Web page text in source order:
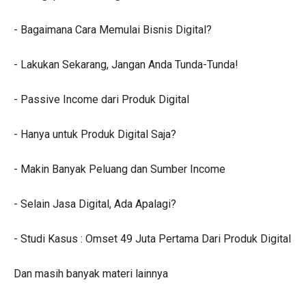
- Bagaimana Cara Memulai Bisnis Digital?
- Lakukan Sekarang, Jangan Anda Tunda-Tunda!
- Passive Income dari Produk Digital
- Hanya untuk Produk Digital Saja?
- Makin Banyak Peluang dan Sumber Income
- Selain Jasa Digital, Ada Apalagi?
- Studi Kasus : Omset 49 Juta Pertama Dari Produk Digital
Dan masih banyak materi lainnya